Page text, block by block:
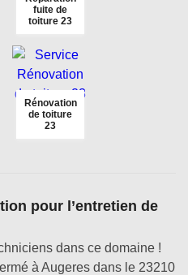
fuite de
toiture 23
Rénovation
de toiture
23
pour l’entretien de
dans ce domaine !
à Augeres dans le 23210